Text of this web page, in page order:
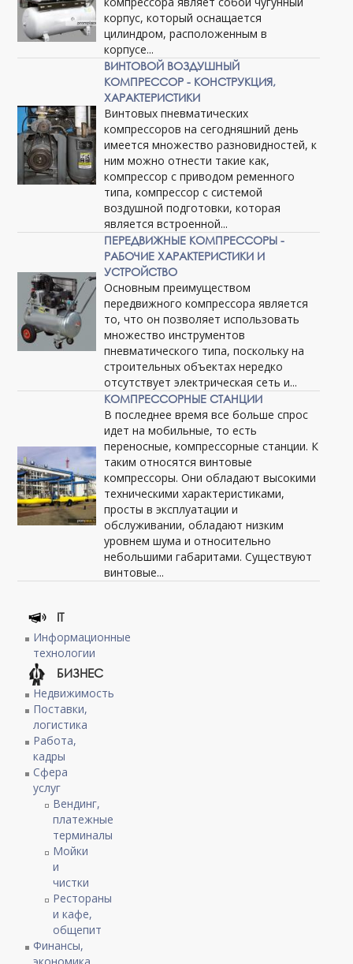
корпус, который оснащается
цилиндром, расположенным в
корпусе...
ВИНТОВОЙ ВОЗДУШНЫЙ
КОМПРЕССОР - КОНСТРУКЦИЯ,
ХАРАКТЕРИСТИКИ
Винтовых пневматических
компрессоров на сегодняшний день
имеется множество разновидностей, к
ним можно отнести такие как,
компрессор с приводом ременного
типа, компрессор с системой
воздушной подготовки, которая
является встроенной...
ПЕРЕДВИЖНЫЕ КОМПРЕССОРЫ -
РАБОЧИЕ ХАРАКТЕРИСТИКИ И
УСТРОЙСТВО
Основным преимуществом
передвижного компрессора является
то, что он позволяет использовать
множество инструментов
пневматического типа, поскольку на
строительных объектах нередко
отсутствует электрическая сеть и...
КОМПРЕССОРНЫЕ СТАНЦИИ
В последнее время все больше спрос
идет на мобильные, то есть
переносные, компрессорные станции. К
таким относятся винтовые
компрессоры. Они обладают высокими
техническими характеристиками,
просты в эксплуатации и
обслуживании, обладают низким
уровнем шума и относительно
небольшими габаритами. Существуют
винтовые...
IT
Информационные
технологии
БИЗНЕС
Недвижимость
Поставки,
логистика
Работа,
кадры
Сфера
услуг
Вендинг,
платежные
терминалы
Мойки
и
чистки
Рестораны
и кафе,
общепит
Финансы,